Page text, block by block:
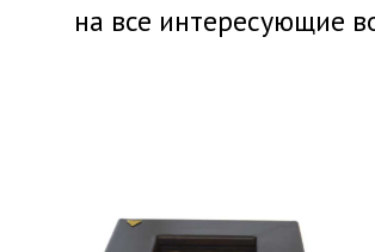
на все интересующие